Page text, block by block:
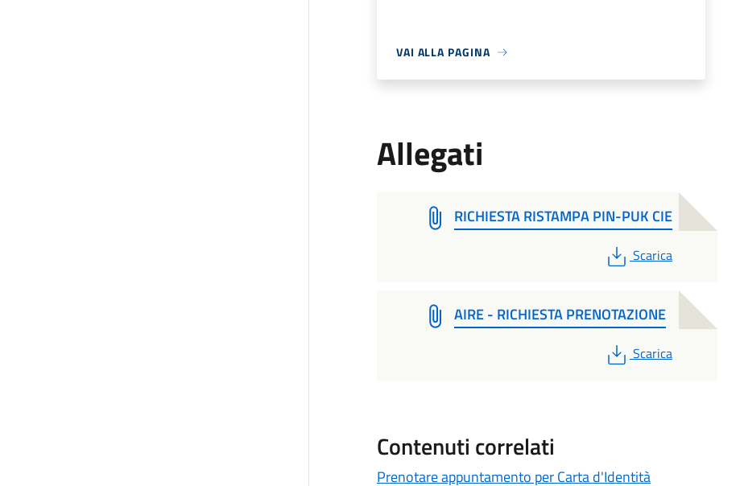
VAI ALLA PAGINA
Allegati
RICHIESTA RISTAMPA PIN-PUK CIE
PDF
Scarica
AIRE - RICHIESTA PRENOTAZIONE
PDF
Scarica
Contenuti correlati
Prenotare appuntamento per Carta d'Identità